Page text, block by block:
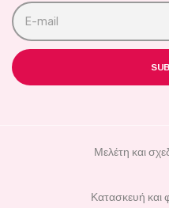
E
m
a
l
a
Μελέτη και
Κατασκευή και